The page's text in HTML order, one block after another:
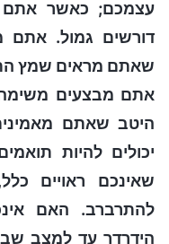
עצמכם; כאשר אתם
דורשים גמול.
שאתם מראים שמץ
אתם מבצעים משימה
היטב שאתם
יכולים להיות
שאינכם ראויים
להתרברב. האם
הידרדר עד למצב